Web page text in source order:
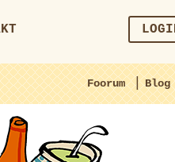
Foorum | Blog